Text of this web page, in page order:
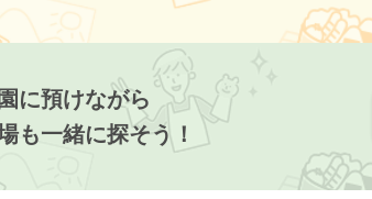
に預けながら
も一緒に探そう！